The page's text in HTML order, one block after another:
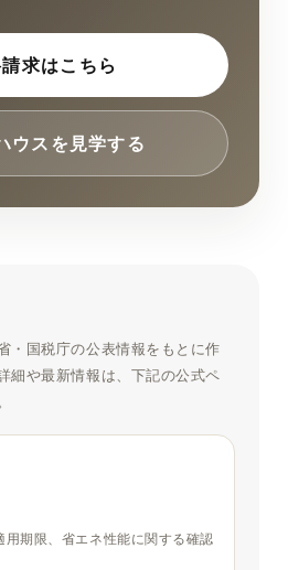
求はこちら
ウスを見学する
・国税庁の公表情報をもとに作
細や最新情報は、下記の公式ペ
期限、省エネ性能に関する確認